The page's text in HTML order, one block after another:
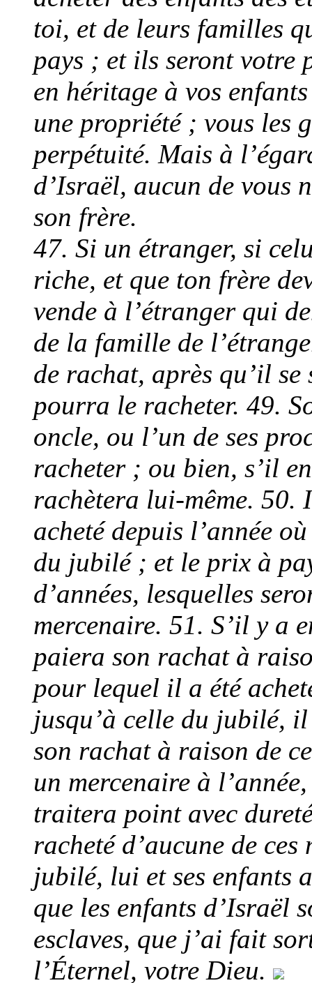
toi, et de leurs familles
pays ; et ils seront votre
en héritage à vos
une propriété ; vous les
perpétuité. Mais à
d’Israël, aucun de vous
son frère.
47. Si un étranger, si
riche, et que ton frère
vende à l’étranger qui
de la famille de
de rachat, après qu’il se
pourra le racheter. 49.
oncle, ou l’un de ses
racheter ; ou bien, s’il
rachètera lui-même. 50.
acheté depuis l’année
du jubilé ; et le prix à
d’années, lesquelles
mercenaire. 51. S’il y a
paiera son rachat à
pour lequel il a été
jusqu’à celle du jubilé,
son rachat à raison de
un mercenaire à
traitera point avec
racheté d’aucune de
jubilé, lui et ses enfants
que les enfants d’Israël
esclaves, que j’ai fait
l’Éternel, votre Dieu.